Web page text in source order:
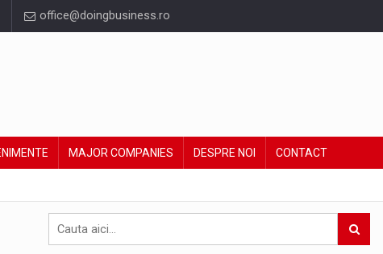
office@doingbusiness.ro
MAJOR COMPANIES DESPRE NOI CONTACT